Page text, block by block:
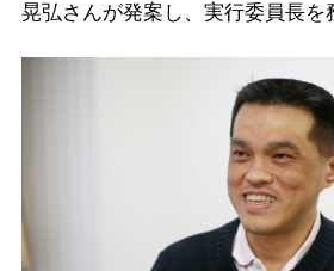
晃弘さんが発案し、実行委員長を